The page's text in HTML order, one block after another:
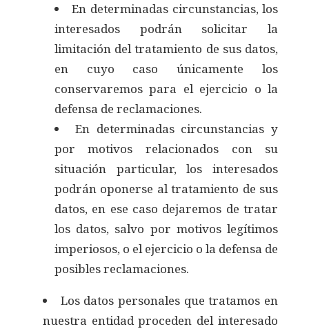
En determinadas circunstancias, los
interesados podrán solicitar la
limitación del tratamiento de sus datos,
en cuyo caso únicamente los
conservaremos para el ejercicio o la
defensa de reclamaciones.
En determinadas circunstancias y
por motivos relacionados con su
situación particular, los interesados
podrán oponerse al tratamiento de sus
datos, en ese caso dejaremos de tratar
los datos, salvo por motivos legítimos
imperiosos, o el ejercicio o la defensa de
posibles reclamaciones.
Los datos personales que tratamos en
nuestra entidad proceden del interesado